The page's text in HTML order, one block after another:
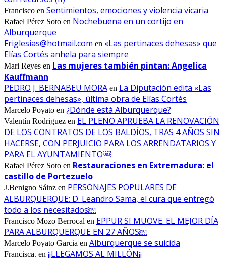
Francisco en Sentimientos, emociones y violencia vicaria
Rafael Pérez Soto en Nochebuena en un cortijo en
Alburquerque
Friglesias@hotmail.com en «Las pertinaces dehesas» que
Elías Cortés anhela para siempre
Mari Reyes en Las mujeres también pintan: Angelica
Kauffmann
PEDRO J. BERNABEU MORA en La Diputación edita «Las
pertinaces dehesas», última obra de Elías Cortés
Marcelo Poyato en ¿Dónde está Alburquerque?
Valentín Rodriguez en EL PLENO APRUEBA LA RENOVACIÓN
DE LOS CONTRATOS DE LOS BALDÍOS, TRAS 4 AÑOS SIN
HACERSE, CON PERJUICIO PARA LOS ARRENDATARIOS Y
PARA EL AYUNTAMIENTO￼
Rafael Pérez Soto en Restauraciones en Extremadura: el
castillo de Portezuelo
J.Benigno Sáinz en PERSONAJES POPULARES DE
ALBURQUERQUE: D. Leandro Sama, el cura que entregó
todo a los necesitados￼
Francisco Mozo Berrocal en EPPUR SI MUOVE. EL MEJOR DÍA
PARA ALBURQUERQUE EN 27 AÑOS￼
Marcelo Poyato Garcia en Alburquerque se suicida
Francisca. en ¡¡LLEGAMOS AL MILLÓN¡¡